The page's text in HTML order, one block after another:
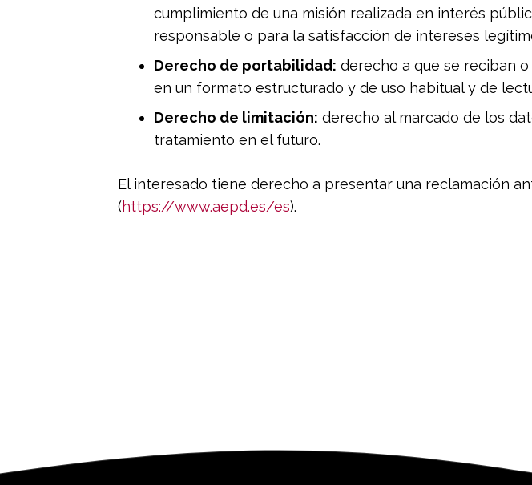
cumplimiento de una misión realizada en interés
responsable o para la satisfacción de intereses
Derecho de portabilidad: derecho a que se reciban
en un formato estructurado y de uso habitual y de
Derecho de limitación: derecho al marcado de los
tratamiento en el futuro.
El interesado tiene derecho a presentar una reclamación
(https://www.aepd.es/es).